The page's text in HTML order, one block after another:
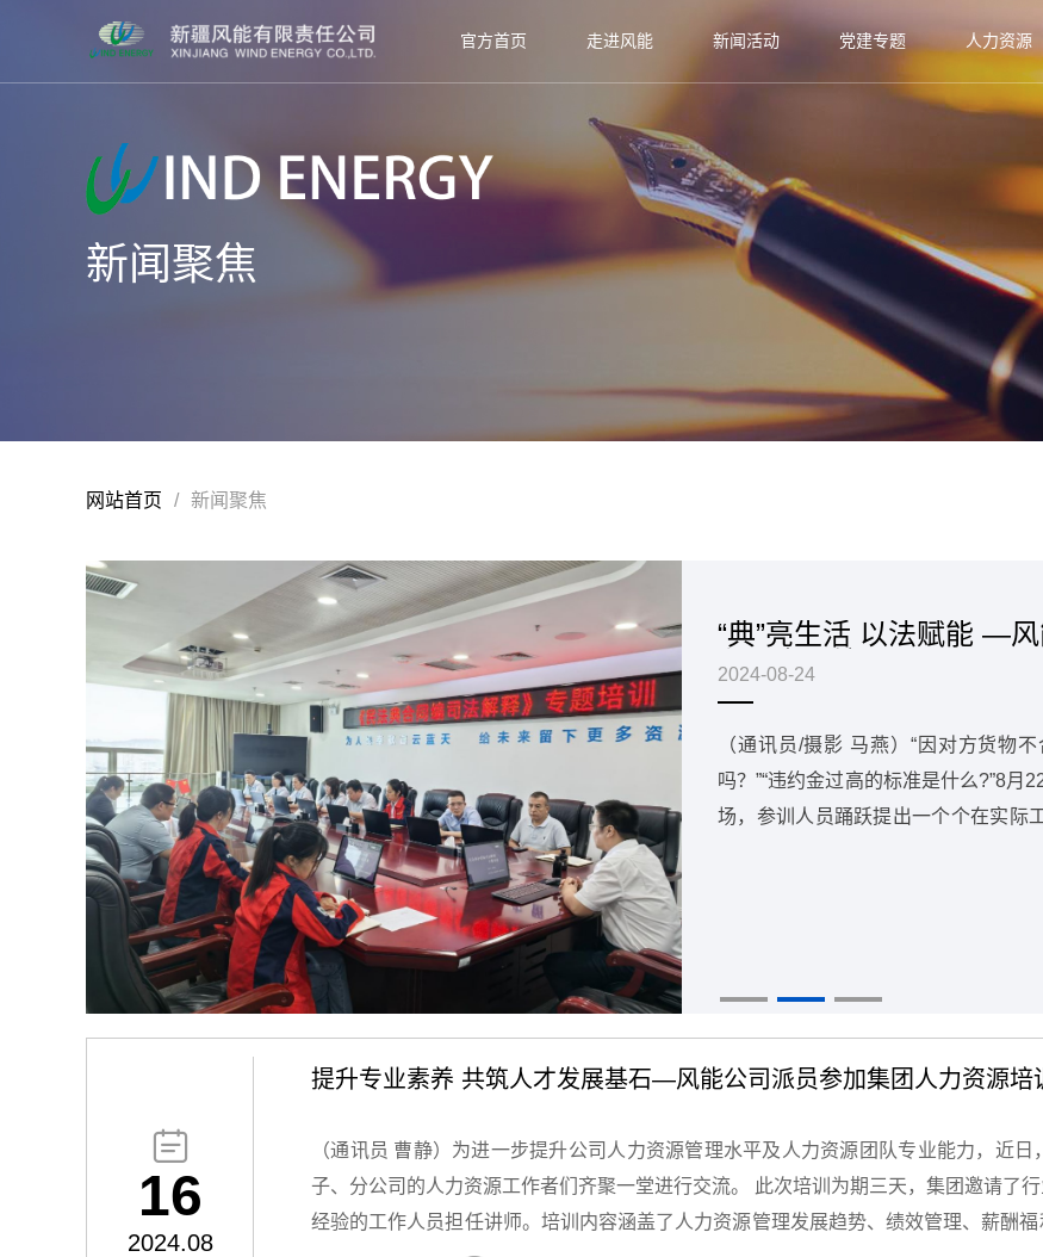
官方首页 走进风能 新闻活动 党建专题 人力资源
新闻聚焦
网站首页 / 新闻聚焦
“典”亮生活 以法赋能 —
释》专题培训
2024-08-24
（通讯员/摄影 马燕）“因对方货物
吗？”“违约金过高的标准是什么?”8月
场，参训人员踊跃提出一个个在实际工作中遇到的问题。
解答。整个培训气氛热烈，参训人员
的有效操作方法。未来，公司将进一
基。

16
2024.08
提升专业素养 共筑人才发展基石—风能公司派员参加集团人力资源培
（通讯员 曹静）为进一步提升公司人力资源管理水平及人力资源团队专业能力，近
子、分公司的人力资源工作者们齐聚一堂进行交流。 此次培训为期三天，集团邀请了
经验的工作人员担任讲师。培训内容涵盖了人力资源管理发展趋势、绩效管理、薪酬